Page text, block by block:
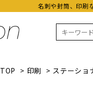
名刺や封筒、印刷
TOP > 印刷 > ステーショ